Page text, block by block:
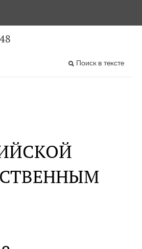
Поиск в тексте